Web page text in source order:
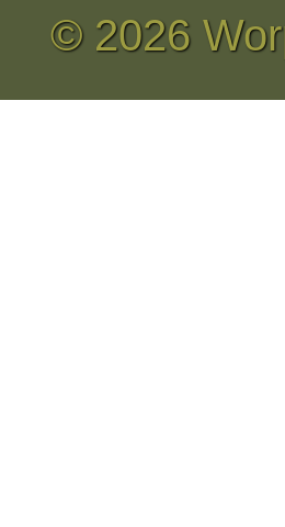
© 2026